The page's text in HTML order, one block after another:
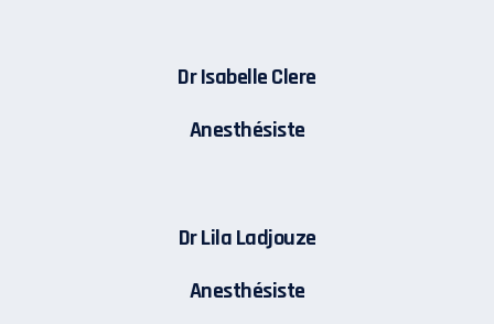
Dr Isabelle Clere
Anesthésiste
Dr Lila Ladjouze
Anesthésiste